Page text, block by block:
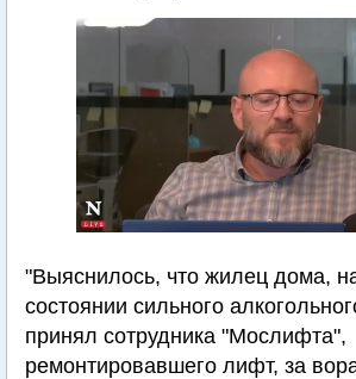
"Выяснилось, что жилец дома,
состоянии сильного
принял сотрудника "Мослифта",
ремонтировавшего лифт, за